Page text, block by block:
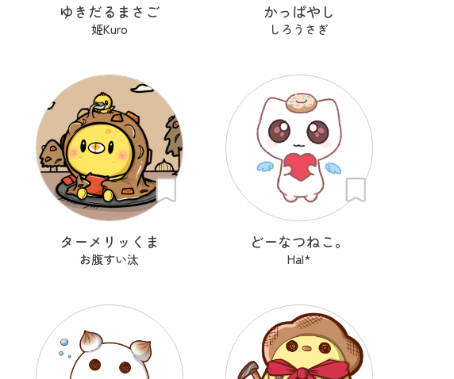
ゆきだるまさご
姫Kuro
かっぱやし
しろうさぎ
ターメリッくま
お腹すい汰
どーなつねこ。
Hal*